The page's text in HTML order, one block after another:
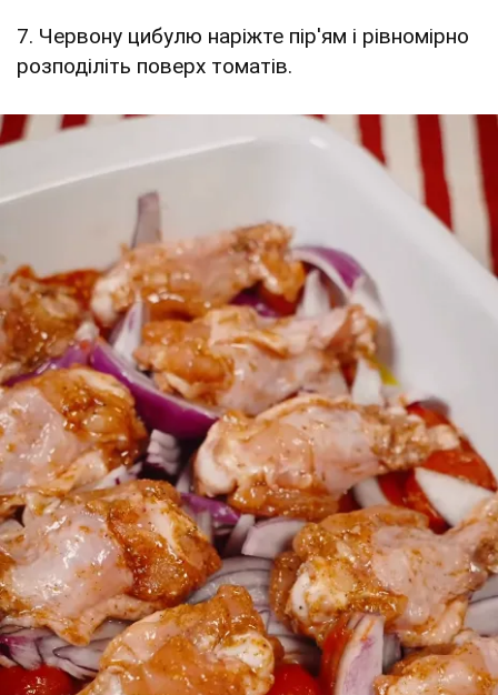
7. Червону цибулю наріжте пір'ям і рівномірно
розподіліть поверх томатів.